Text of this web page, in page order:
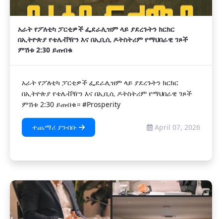
አራት የፖለቲካ ፓርቲዎች ፌደራሊዝም ላይ ያደረጉትን ክርክር
በኢትዮጵያ የቴሌቭዥን እና በኢቢሲ ዶትስትሪም የማህበራዊ ገጾች
ምሽቱ 2:30 ይጠብቁ
አራት የፖለቲካ ፓርቲዎች ፌደራሊዝም ላይ ያደረጉትን ክርክር
በኢትዮጵያ የቴሌቭዥን እና በኢቢሲ ዶትስትሪም የማህበራዊ ገጾች
ምሽቱ 2:30 ይጠብቁ። #Prosperity
ተጨማሪ ያንብቡ April 07, 2026